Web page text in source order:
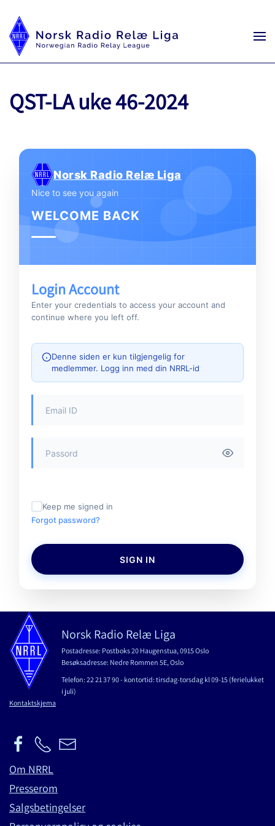
QST-LA uke 46-2024
Norsk Radio Relæ Liga
Nice to see you again
WELCOME BACK
Login Account
Enter your credentials to access your account and
continue where you left off.
Denne siden er kun tilgjengelig for
medlemmer. Logg inn med din NRRL-id
Keep me signed in
Forgot password?
SIGN IN
Norsk Radio Relæ Liga
Postadresse: Postboks 20 Haugenstua, 0915 Oslo
Besøksadresse: Nedre Rommen 5E, Oslo
Telefon: 22 21 37 90 - kontortid: tirsdag-torsdag kl 09-15 (ferielukket
i juli)
Kontaktskjema
Om NRRL
Presserom
Salgsbetingelser